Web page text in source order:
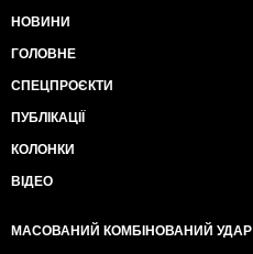
НОВИНИ
ГОЛОВНЕ
СПЕЦПРОЄКТИ
ПУБЛІКАЦІЇ
КОЛОНКИ
ВІДЕО
МАСОВАНИЙ КОМБІНОВАНИЙ УДАР